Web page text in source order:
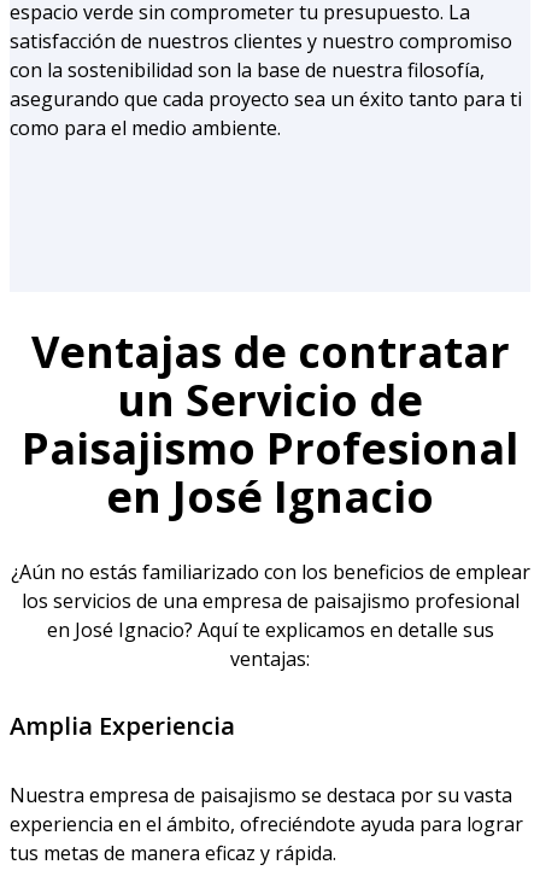
espacio verde sin comprometer tu presupuesto. La
satisfacción de nuestros clientes y nuestro compromiso
con la sostenibilidad son la base de nuestra filosofía,
asegurando que cada proyecto sea un éxito tanto para ti
como para el medio ambiente.
Ventajas de contratar
un Servicio de
Paisajismo Profesional
en José Ignacio
¿Aún no estás familiarizado con los beneficios de emplear
los servicios de una empresa de paisajismo profesional
en José Ignacio? Aquí te explicamos en detalle sus
ventajas:
Amplia Experiencia
Nuestra empresa de paisajismo se destaca por su vasta
experiencia en el ámbito, ofreciéndote ayuda para lograr
tus metas de manera eficaz y rápida.